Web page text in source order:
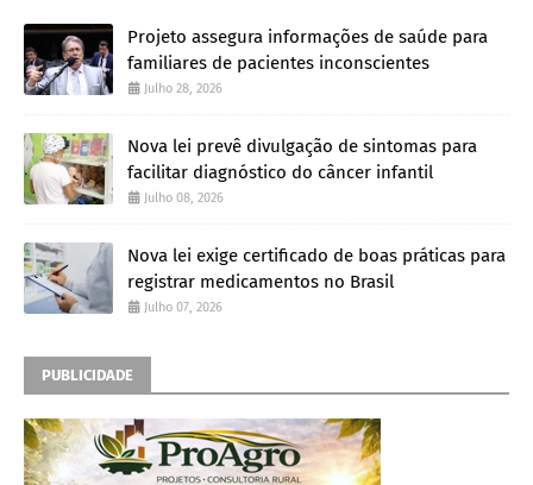
Projeto assegura informações de saúde para
familiares de pacientes inconscientes
Julho 28, 2026
Nova lei prevê divulgação de sintomas para
facilitar diagnóstico do câncer infantil
Julho 08, 2026
Nova lei exige certificado de boas práticas para
registrar medicamentos no Brasil
Julho 07, 2026
PUBLICIDADE